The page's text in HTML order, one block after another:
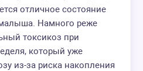
отличное состояние
Намного реже
токсикоз при
который уже
из-за риска накопления